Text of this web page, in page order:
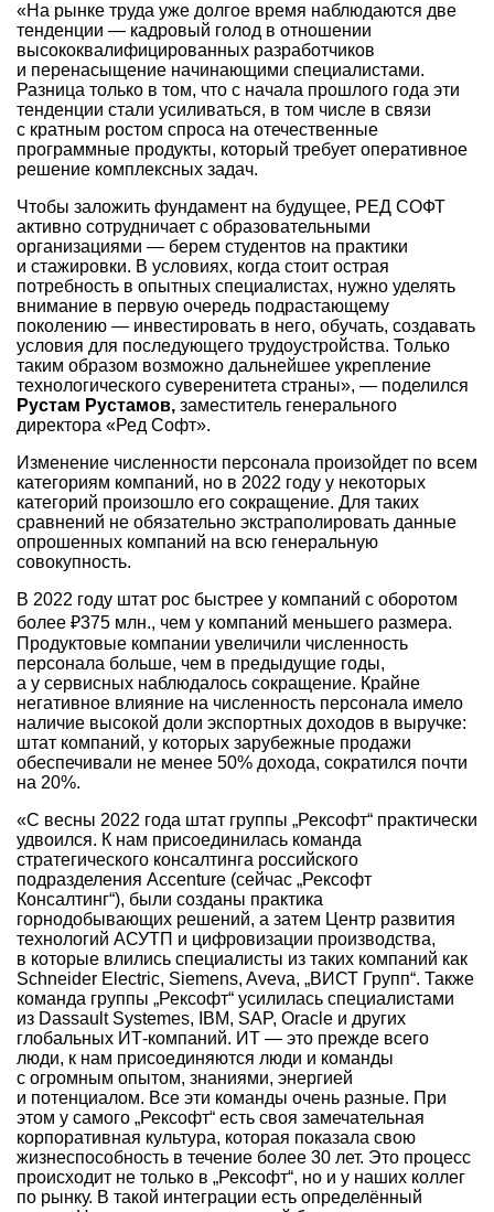
«На рынке труда уже долгое время наблюдаются две
тенденции — кадровый голод в отношении
высококвалифицированных разработчиков
и перенасыщение начинающими специалистами.
Разница только в том, что с начала прошлого года эти
тенденции стали усиливаться, в том числе в связи
с кратным ростом спроса на отечественные
программные продукты, который требует оперативное
решение комплексных задач.
Чтобы заложить фундамент на будущее, РЕД СОФТ
активно сотрудничает с образовательными
организациями — берем студентов на практики
и стажировки. В условиях, когда стоит острая
потребность в опытных специалистах, нужно уделять
внимание в первую очередь подрастающему
поколению — инвестировать в него, обучать, создавать
условия для последующего трудоустройства. Только
таким образом возможно дальнейшее укрепление
технологического суверенитета страны», — поделился
Рустам Рустамов, заместитель генерального
директора «Ред Софт».
Изменение численности персонала произойдет по всем
категориям компаний, но в 2022 году у некоторых
категорий произошло его сокращение. Для таких
сравнений не обязательно экстраполировать данные
опрошенных компаний на всю генеральную
совокупность.
В 2022 году штат рос быстрее у компаний с оборотом
более ₽375 млн., чем у компаний меньшего размера.
Продуктовые компании увеличили численность
персонала больше, чем в предыдущие годы,
а у сервисных наблюдалось сокращение. Крайне
негативное влияние на численность персонала имело
наличие высокой доли экспортных доходов в выручке:
штат компаний, у которых зарубежные продажи
обеспечивали не менее 50% дохода, сократился почти
на 20%.
«C весны 2022 года штат группы „Рексофт“ практически
удвоился. К нам присоединилась команда
стратегического консалтинга российского
подразделения Accenture (сейчас „Рексофт
Консалтинг“), были созданы практика
горнодобывающих решений, а затем Центр развития
технологий АСУТП и цифровизации производства,
в которые влились специалисты из таких компаний как
Schneider Electric, Siemens, Aveva, „ВИСТ Групп“. Также
команда группы „Рексофт“ усилилась специалистами
из Dassault Systemes, IBM, SAP, Oracle и других
глобальных ИТ-компаний. ИТ — это прежде всего
люди, к нам присоединяются люди и команды
с огромным опытом, знаниями, энергией
и потенциалом. Все эти команды очень разные. При
этом у самого „Рексофт“ есть своя замечательная
корпоративная культура, которая показала свою
жизнеспособность в течение более 30 лет. Это процесс
происходит не только в „Рексофт“, но и у наших коллег
по рынку. В такой интеграции есть определённый